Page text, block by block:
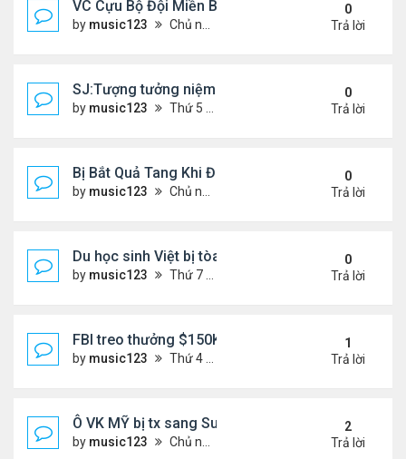
VC Cựu Bộ Đội Miền Bắc Chọn Định Cư Tại Hoa
by music123 Chủ nhật Tháng 7 12, 2026 3:01 pm
0
Trả lời
SJ:Tượng tưởng niệm cđ Việt bị ăn cắp
by music123 Thứ 5 Tháng 7 09, 2026 6:19 am
0
Trả lời
Bị Bắt Quả Tang Khi Đang Đánh Bắt “Vài Con Cá
by music123 Chủ nhật Tháng 7 05, 2026 8:47 am
0
Trả lời
Du học sinh Việt bị tòa HQ kết án 10 năm vì vứt bỏ
by music123 Thứ 7 Tháng 6 27, 2026 8:01 pm
0
Trả lời
FBI treo thưởng $150K cho tội phạm 'đang ở Việt
by music123 Thứ 4 Tháng 6 24, 2026 7:26 pm
1
Trả lời
Ô VK MỸ bị tx sang Sudan,về VN
by music123 Chủ nhật Tháng 6 21, 2026 6:46 am
2
Trả lời